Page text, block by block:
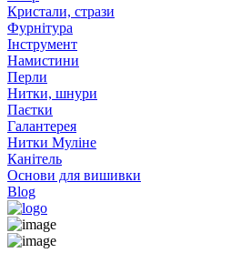
Кристали, стрази
Фурнітура
Інструмент
Намистини
Перли
Нитки, шнури
Паєтки
Галантерея
Нитки Муліне
Канітель
Основи для вишивки
Blog